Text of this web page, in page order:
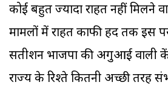
कोई बहुत ज्यादा राहत नहीं मिलने
मामलों में राहत काफी हद तक इस
सतीशन भाजपा की अगुआई वाली
राज्य के रिश्ते कितनी अच्छी तरह